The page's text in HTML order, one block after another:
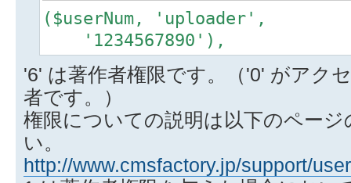
($userNum,
'1234567890'),
'6' は著作者権限です。（'0' がアク
者です。）
権限についての説明は以下のペー
い。
http://www.cmsfactory.jp/support/